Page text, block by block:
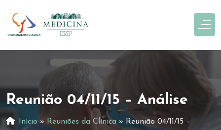
Reunião 04/11/15 – Análise
Início» Reuniões da Clínica » Reunião 04/11/15 –